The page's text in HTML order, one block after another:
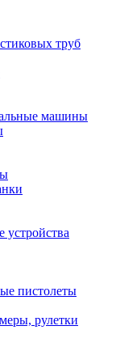
труб
машины
устройства
пистолеты
рулетки